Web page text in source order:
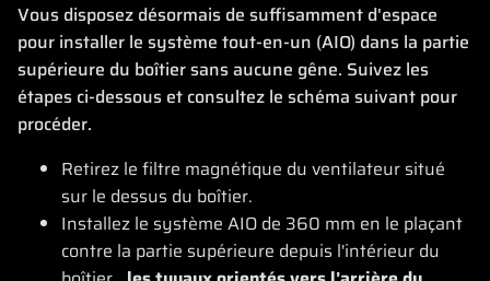
Vous disposez désormais de suffisamment d'espace
pour installer le système tout-en-un (AIO) dans la partie
supérieure du boîtier sans aucune gêne. Suivez les
étapes ci-dessous et consultez le schéma suivant pour
procéder.
Retirez le filtre magnétique du ventilateur situé
sur le dessus du boîtier.
Installez le système AIO de 360 mm en le plaçant
contre la partie supérieure depuis l'intérieur du